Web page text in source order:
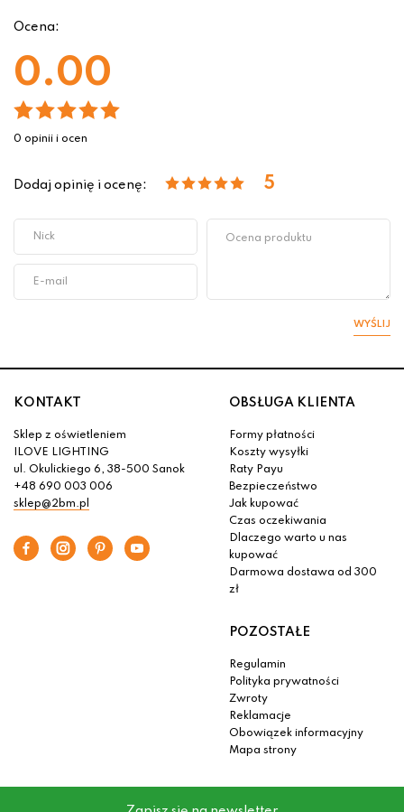
Ocena:
0.00
0 opinii i ocen
Dodaj opinię i ocenę: 5
WYŚLIJ
KONTAKT
Sklep z oświetleniem
ILOVE LIGHTING
ul. Okulickiego 6, 38-500 Sanok
+48 690 003 006
sklep@2bm.pl
OBSŁUGA KLIENTA
Formy płatności
Koszty wysyłki
Raty Payu
Bezpieczeństwo
Jak kupować
Czas oczekiwania
Dlaczego warto u nas
kupować
Darmowa dostawa od 300
zł
POZOSTAŁE
Regulamin
Polityka prywatności
Zwroty
Reklamacje
Obowiązek informacyjny
Mapa strony